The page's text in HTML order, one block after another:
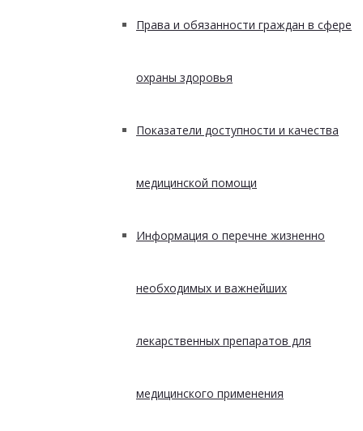
Права и обязанности граждан в сфере
охраны здоровья
Показатели доступности и качества
медицинской помощи
Информация о перечне жизненно
необходимых и важнейших
лекарственных препаратов для
медицинского применения